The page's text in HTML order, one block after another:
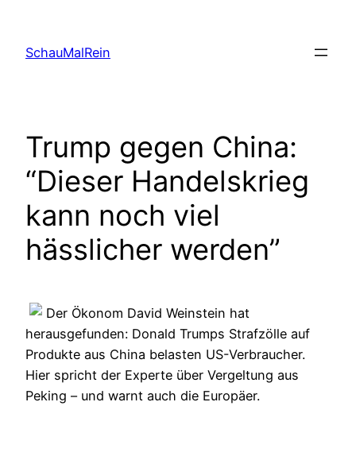
content
SchauMalRein
Trump gegen China:
“Dieser Handelskrieg
kann noch viel
hässlicher werden”
Der Ökonom David Weinstein hat
herausgefunden: Donald Trumps Strafzölle auf
Produkte aus China belasten US-Verbraucher.
Hier spricht der Experte über Vergeltung aus
Peking – und warnt auch die Europäer.